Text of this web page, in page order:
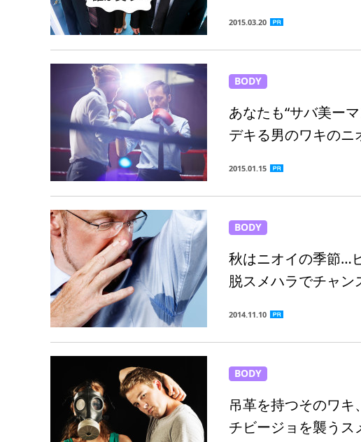
2015.03.20
BODY
あなたも“サバ美ーマ
デキる男のワキのニ
2015.01.15
BODY
秋はニオイの季節…
脱スメハラでチャン
2014.11.10
BODY
吊革を持つそのワキ
チビージョを襲うス